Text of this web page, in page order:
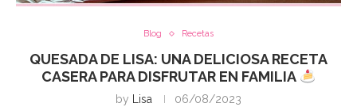
Blog Recetas
QUESADA DE LISA: UNA DELICIOSA RECETA
CASERA PARA DISFRUTAR EN FAMILIA
by Lisa 06/08/2023